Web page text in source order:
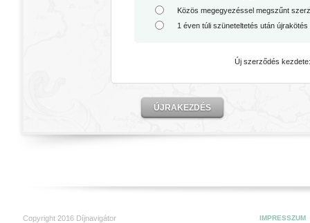
Közös megegyezéssel megszűnt
1 éven túli szüneteltetés után újrakötés
Új szerződés kezdete:
ÚJRAKEZDÉS
Copyright 2016 Díjnavigátor IMPRESSZUM